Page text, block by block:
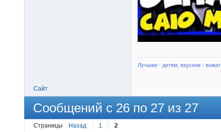
Лучшее - детям, вкусное -
Сайт
Сообщений с 26 по 27 из 27
Страницы Назад 1 2